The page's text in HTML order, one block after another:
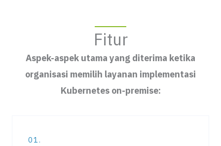
Fitur
Aspek-aspek utama yang diterima ketika
organisasi memilih layanan implementasi
Kubernetes on-premise:
01.